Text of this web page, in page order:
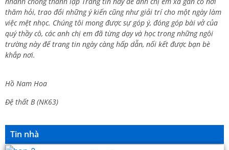
thăm hỏi, trao đổi những ý kiến cũng như giải trí cho một ngày làm
việc mệt nhọc. Chúng tôi mong được sự góp ý, đóng góp bài vở của
quý thầy cô, các anh chị em đã từng dạy và học trong những ngôi
trường này để trang tin ngày càng hấp dẫn, nối kết được bạn bè
khắp nơi.
Hồ Nam Hoa
Đệ thất B (NK63)
Tin nhà